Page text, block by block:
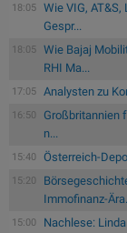
18:05
Wie VIG,
Gespr...
18:05
Wie Bajaj
RHI Ma...
17:05 Analysten zu
16:50
Großbritannien
n...
15:40 Österreich-
15:20
Immofinanz-
15:00 Nachlese: